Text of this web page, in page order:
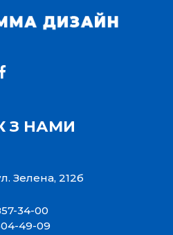
З НАМИ
Зелена, 212б
34-00
49-09